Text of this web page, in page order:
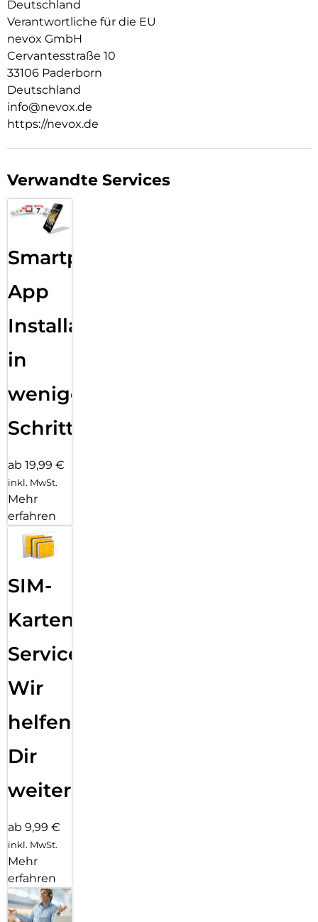
Hochwertiges Schmutzabweisendes Material und
Schockproof durch eingearbeitete Luftpolster in den Ecken.
Deutschland
Verantwortliche für die EU
nevox GmbH
Cervantesstraße 10
33106 Paderborn
Deutschland
info@nevox.de
https://nevox.de
Verwandte Services
Smartphone
App
Installation
in
wenigen
Schritten
ab 19,99 €
inkl. MwSt.
Mehr
erfahren
SIM-
Karten
Service:
Wir
helfen
Dir
weiter
ab 9,99 €
inkl. MwSt.
Mehr
erfahren